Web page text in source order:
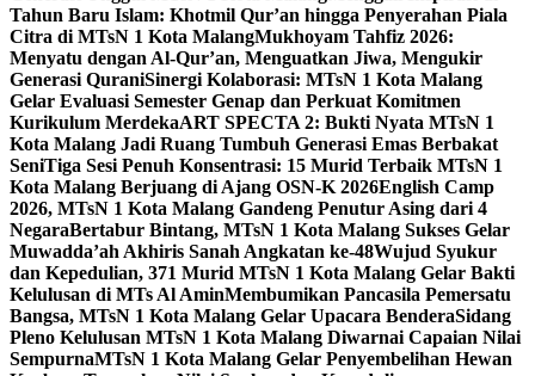
Tahun Baru Islam: Khotmil Qur’an hingga Penyerahan Piala
Citra di MTsN 1 Kota MalangMukhoyam Tahfiz 2026:
Menyatu dengan Al-Qur’an, Menguatkan Jiwa, Mengukir
Generasi QuraniSinergi Kolaborasi: MTsN 1 Kota Malang
Gelar Evaluasi Semester Genap dan Perkuat Komitmen
Kurikulum MerdekaART SPECTA 2: Bukti Nyata MTsN 1
Kota Malang Jadi Ruang Tumbuh Generasi Emas Berbakat
SeniTiga Sesi Penuh Konsentrasi: 15 Murid Terbaik MTsN 1
Kota Malang Berjuang di Ajang OSN-K 2026English Camp
2026, MTsN 1 Kota Malang Gandeng Penutur Asing dari 4
NegaraBertabur Bintang, MTsN 1 Kota Malang Sukses Gelar
Muwadda’ah Akhiris Sanah Angkatan ke-48Wujud Syukur
dan Kepedulian, 371 Murid MTsN 1 Kota Malang Gelar Bakti
Kelulusan di MTs Al AminMembumikan Pancasila Pemersatu
Bangsa, MTsN 1 Kota Malang Gelar Upacara BenderaSidang
Pleno Kelulusan MTsN 1 Kota Malang Diwarnai Capaian Nilai
SempurnaMTsN 1 Kota Malang Gelar Penyembelihan Hewan